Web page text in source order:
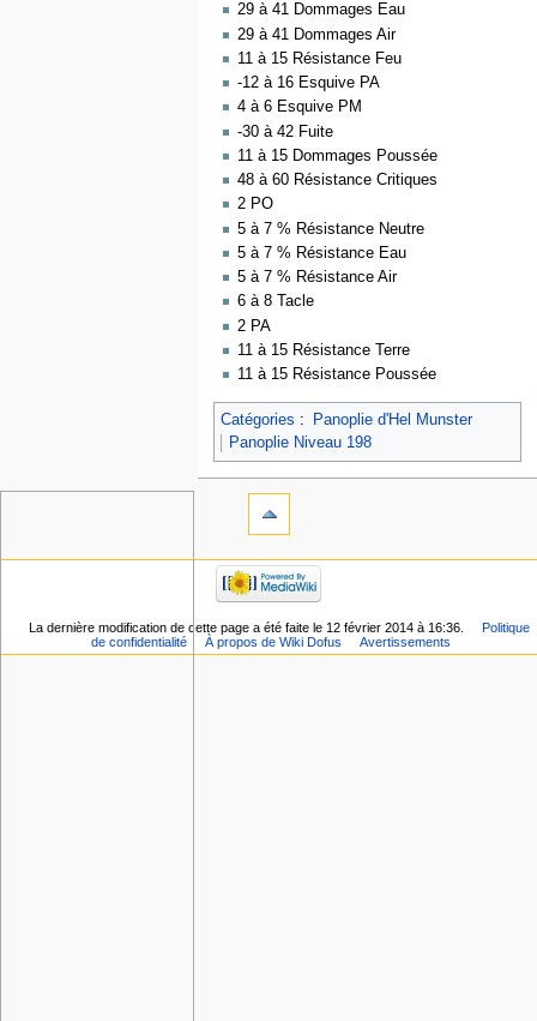
29 à 41 Dommages Eau
29 à 41 Dommages Air
11 à 15 Résistance Feu
-12 à 16 Esquive PA
4 à 6 Esquive PM
-30 à 42 Fuite
11 à 15 Dommages Poussée
48 à 60 Résistance Critiques
2 PO
5 à 7 % Résistance Neutre
5 à 7 % Résistance Eau
5 à 7 % Résistance Air
6 à 8 Tacle
2 PA
11 à 15 Résistance Terre
11 à 15 Résistance Poussée
Catégories :
Panoplie d'Hel Munster
Panoplie Niveau 198
La dernière modification de cette page a été faite le 12 février 2014 à 16:36.
Politique
de confidentialité
À propos de Wiki Dofus Avertissements